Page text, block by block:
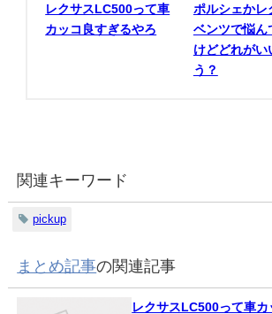
レクサスLC500って車
カッコ良すぎるやろ
ポルシェかレ
ベンツで悩ん
けどどれがい
う？
関連キーワード
pickup
まとめ記事の関連記事
レクサスLC500って車カ